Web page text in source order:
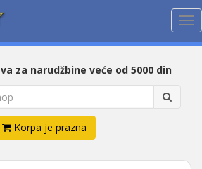
za narudžbine veće od 5000 din
Korpa je prazna